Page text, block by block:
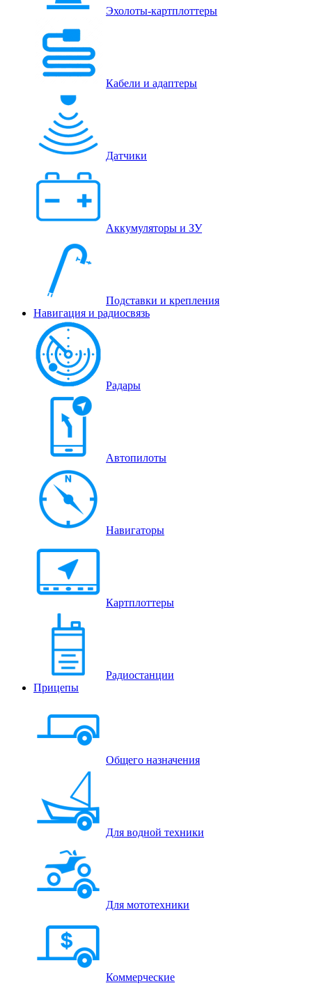
Эхолоты-картплоттеры
Кабели и адаптеры
Датчики
Аккумуляторы и ЗУ
Подставки и крепления
Навигация и радиосвязь
Радары
Автопилоты
Навигаторы
Картплоттеры
Радиостанции
Прицепы
Общего назначения
Для водной техники
Для мототехники
Коммерческие